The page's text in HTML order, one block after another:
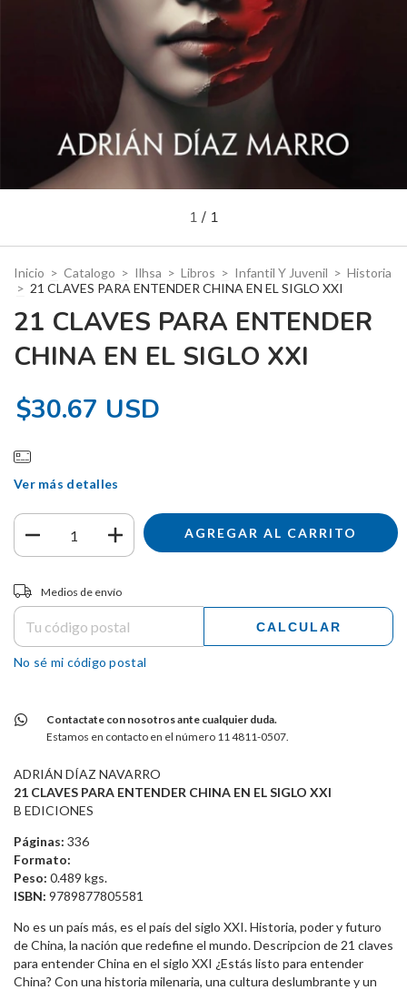
1 / 1
Inicio > Catalogo > Ilhsa > Libros > Infantil Y Juvenil > Historia
> 21 CLAVES PARA ENTENDER CHINA EN EL SIGLO XXI
21 CLAVES PARA ENTENDER
CHINA EN EL SIGLO XXI
$30.67 USD
Ver más detalles
Entregas para el CP:
Medios de envío
CALCULAR
No sé mi código postal
Contactate con nosotros ante cualquier duda.
Estamos en contacto en el número 11 4811-0507.
ADRIÁN DÍAZ NAVARRO
21 CLAVES PARA ENTENDER CHINA EN EL SIGLO XXI
B EDICIONES
Páginas: 336
Formato:
Peso: 0.489 kgs.
ISBN: 9789877805581
No es un país más, es el país del siglo XXI. Historia, poder y futuro
de China, la nación que redefine el mundo. Descripcion de 21 claves
para entender China en el siglo XXI ¿Estás listo para entender
China? Con una historia milenaria, una cultura deslumbrante y un